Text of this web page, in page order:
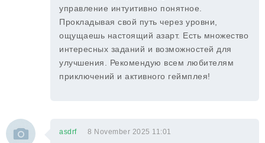
управление интуитивно понятное.
Прокладывая свой путь через уровни,
ощущаешь настоящий азарт. Есть множество
интересных заданий и возможностей для
улучшения. Рекомендую всем любителям
приключений и активного геймплея!
asdrf 8 November 2025 11:01